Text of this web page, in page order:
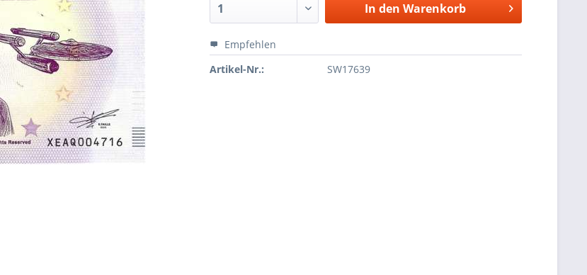
In den Warenkorb
Empfehlen
Artikel-Nr.:
SW17639